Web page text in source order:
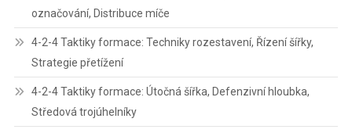
označování, Distribuce míče
4-2-4 Taktiky formace: Techniky rozestavení, Řízení šířky,
Strategie přetížení
4-2-4 Taktiky formace: Útočná šířka, Defenzivní hloubka,
Středová trojúhelníky